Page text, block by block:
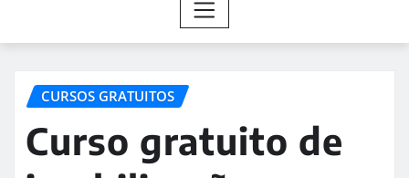
CURSOS GRATUITOS
Curso gratuito de